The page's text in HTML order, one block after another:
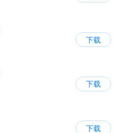
下载
下载
下载